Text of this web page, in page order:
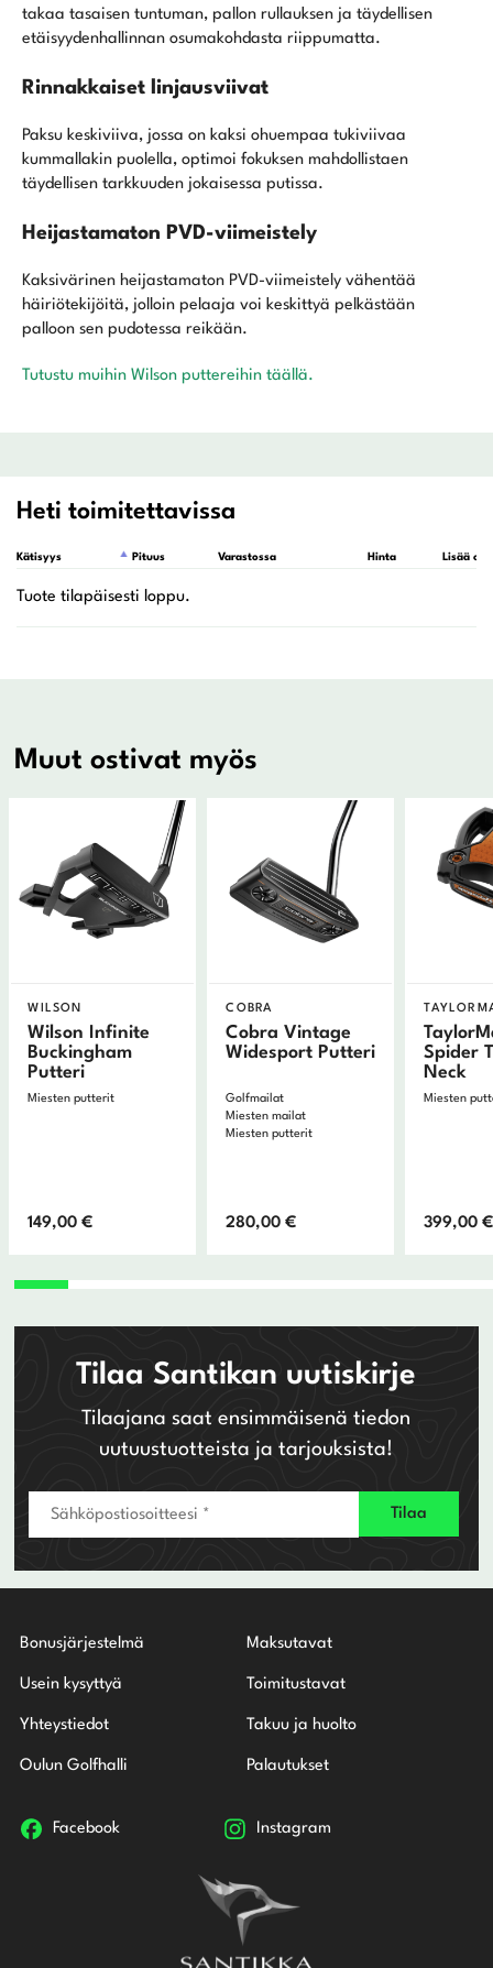
takaa tasaisen tuntuman, pallon rullauksen ja täydellisen
etäisyydenhallinnan osumakohdasta riippumatta.
Rinnakkaiset linjausviivat
Paksu keskiviiva, jossa on kaksi ohuempaa tukiviivaa
kummallakin puolella, optimoi fokuksen mahdollistaen
täydellisen tarkkuuden jokaisessa putissa.
Heijastamaton PVD-viimeistely
Kaksivärinen heijastamaton PVD-viimeistely vähentää
häiriötekijöitä, jolloin pelaaja voi keskittyä pelkästään
palloon sen pudotessa reikään.
Tutustu muihin Wilson puttereihin täällä.
Heti toimitettavissa
Kätisyys Pituus Varastossa Hinta Lisää
Muut ostivat myös
WILSON
Wilson Infinite
Buckingham
Putteri
Miesten putterit
149,00€
COBRA
Cobra Vintage
Widesport Putteri
Golfmailat
Miesten mailat
Miesten putterit
280,00€
Spider
Neck
Miesten
399,00€
Tilaa Santikan uutiskirje
Tilaajana saat ensimmäisenä tiedon
uutuustuotteista ja tarjouksista!
Bonusjärjestelmä
Usein kysyttyä
Yhteystiedot
Oulun Golfhalli
Maksutavat
Toimitustavat
Takuu ja huolto
Palautukset
Facebook Instagram